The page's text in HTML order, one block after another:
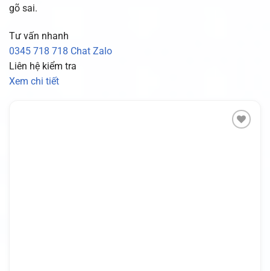
gõ sai.
Tư vấn nhanh
0345 718 718 Chat Zalo
Liên hệ kiểm tra
Xem chi tiết